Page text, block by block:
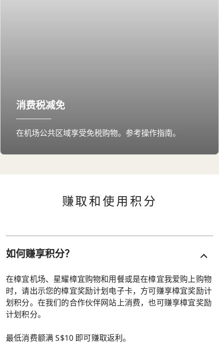
消费税减免
在机场公共区域享受免税购物。参考操作指南。
赚取和使用积分
如何赚享积分？
在樟宜机场、星耀樟宜购物和用餐或是在樟宜我爱购上购物
时，请出示您的樟宜奖励计划电子卡，方可赚享樟宜奖励计
划积分。在我们的合作伙伴网站上消费，也可赚享樟宜奖励
计划积分。
最低消费额满 S$10 即可赚取返利。